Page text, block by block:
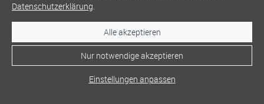
Datenschutzerklärung.
Alle akzeptieren
Nur notwendige akzeptieren
Einstellungen anpassen